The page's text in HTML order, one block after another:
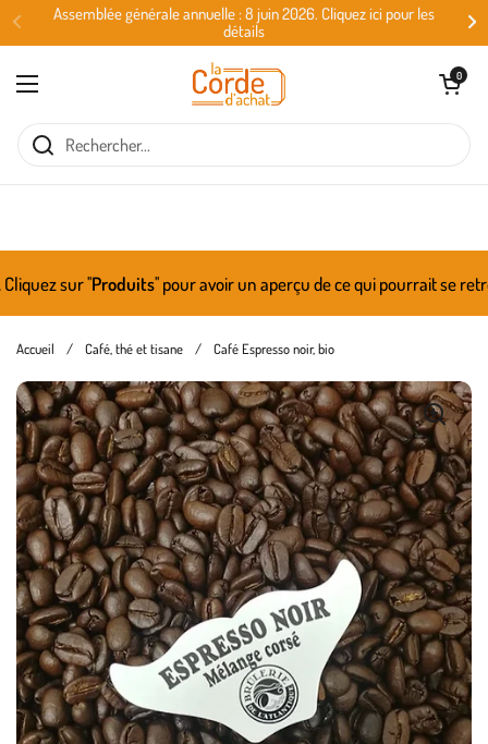
Passer au contenu
Assemblée générale annuelle : 8 juin 2026. Cliquez ici pour les
détails
Ouvrir le menu
Ouvrir le
0
sur ''Produits'' pour avoir un aperçu de ce qui pourrait se
Accueil / Café, thé et tisane / Café Espresso noir, bio